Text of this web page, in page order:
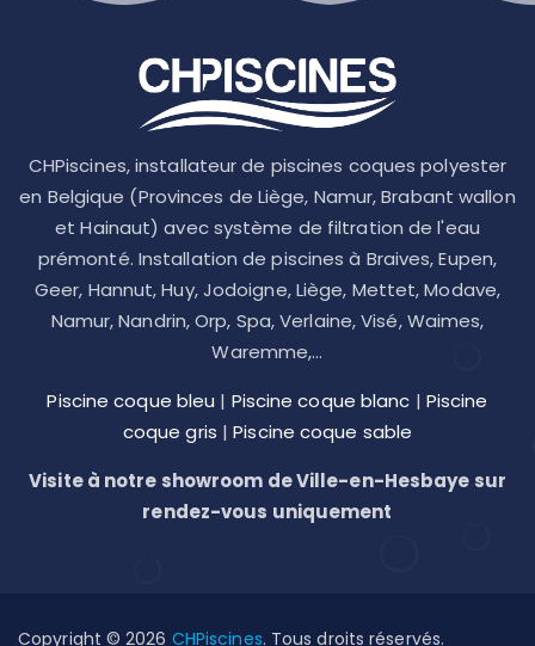
CHPiscines, installateur de piscines coques polyester
en Belgique (Provinces de Liège, Namur, Brabant wallon
et Hainaut) avec système de filtration de l'eau
prémonté. Installation de piscines à Braives, Eupen,
Geer, Hannut, Huy, Jodoigne, Liège, Mettet, Modave,
Namur, Nandrin, Orp, Spa, Verlaine, Visé, Waimes,
Waremme,...
Piscine coque bleu | Piscine coque blanc | Piscine
coque gris |Piscine coque sable
Visite à notre showroom de Ville-en-Hesbaye sur
rendez-vous uniquement
Copyright © 2026 CHPiscines. Tous droits réservés.